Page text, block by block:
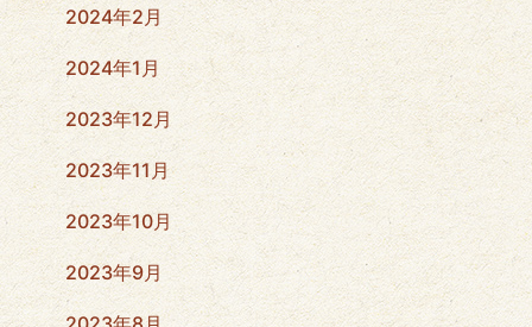
2024年2月
2024年1月
2023年12月
2023年11月
2023年10月
2023年9月